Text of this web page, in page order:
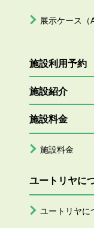
展示ケース（
施設利用予約
施設紹介
施設料金
施設料金
ユートリヤに
ユートリヤに